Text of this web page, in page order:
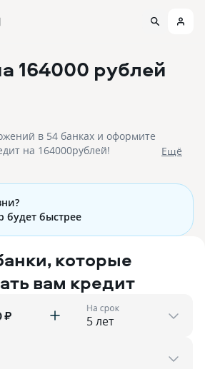
164000 рублей
в 54 банках и оформите
на 164000рублей!
Eщё
будет быстрее
которые
вам кредит
₽ На срок